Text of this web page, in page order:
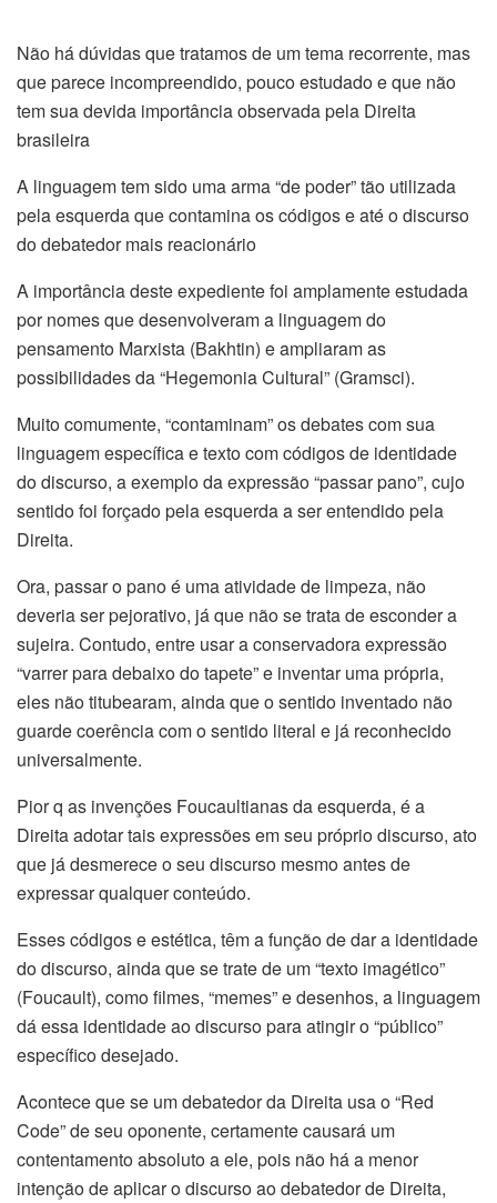
Não há dúvidas que tratamos de um tema recorrente, mas
que parece incompreendido, pouco estudado e que não
tem sua devida importância observada pela Direita
brasileira
A linguagem tem sido uma arma “de poder” tão utilizada
pela esquerda que contamina os códigos e até o discurso
do debatedor mais reacionário
A importância deste expediente foi amplamente estudada
por nomes que desenvolveram a linguagem do
pensamento Marxista (Bakhtin) e ampliaram as
possibilidades da “Hegemonia Cultural” (Gramsci).
Muito comumente, “contaminam” os debates com sua
linguagem específica e texto com códigos de identidade
do discurso, a exemplo da expressão “passar pano”, cujo
sentido foi forçado pela esquerda a ser entendido pela
Direita.
Ora, passar o pano é uma atividade de limpeza, não
deveria ser pejorativo, já que não se trata de esconder a
sujeira. Contudo, entre usar a conservadora expressão
“varrer para debaixo do tapete” e inventar uma própria,
eles não titubearam, ainda que o sentido inventado não
guarde coerência com o sentido literal e já reconhecido
universalmente.
Pior q as invenções Foucaultianas da esquerda, é a
Direita adotar tais expressões em seu próprio discurso, ato
que já desmerece o seu discurso mesmo antes de
expressar qualquer conteúdo.
Esses códigos e estética, têm a função de dar a identidade
do discurso, ainda que se trate de um “texto imagético”
(Foucault), como filmes, “memes” e desenhos, a linguagem
dá essa identidade ao discurso para atingir o “público”
específico desejado.
Acontece que se um debatedor da Direita usa o “Red
Code” de seu oponente, certamente causará um
contentamento absoluto a ele, pois não há a menor
intenção de aplicar o discurso ao debatedor de Direita,